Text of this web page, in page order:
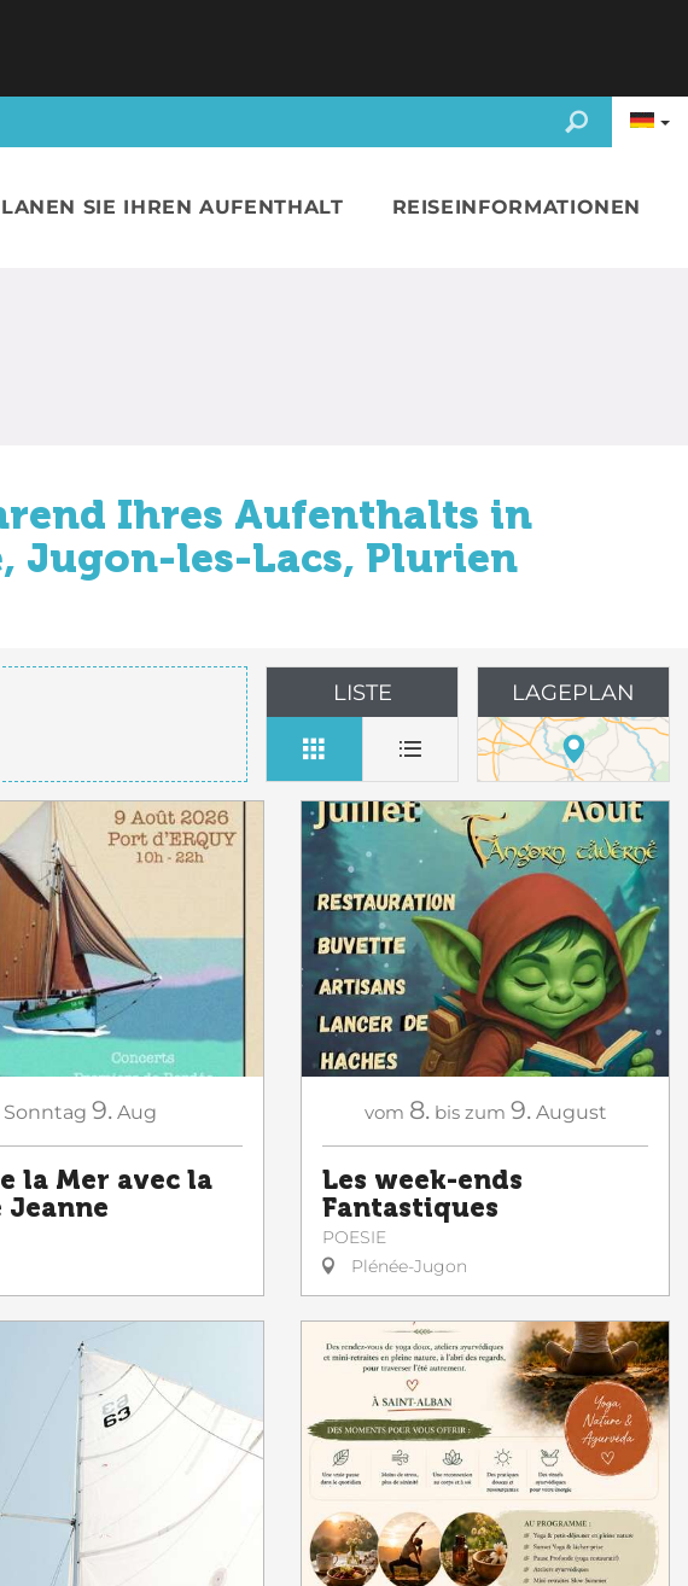
SIE IHREN AUFENTHALT REISEINFORMATIONEN
Ihres Aufenthalts in
Jugon-les-Lacs, Plurien
LISTE LAGEPLAN
Sonntag 9. Aug
la Mer avec la
Jeanne
vom 8. bis zum 9. August
Les week-ends
Fantastiques
POESIE
Plénée-Jugon